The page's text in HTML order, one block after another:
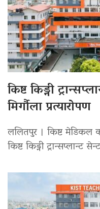
किष्ट किड्नी
मिर्गौला प्रत्यारोपण
ललितपुर । किष्ट
किष्ट किड्नी ट्रान्सप्लान्ट